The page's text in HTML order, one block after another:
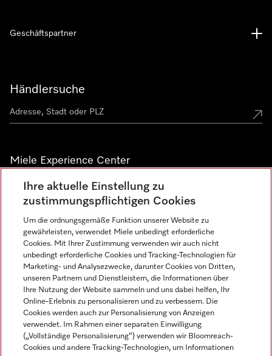
Händlersuche
Miele Experience Center
Alle Miele Experience Center anzeigen
Newsletter
Geschäftspartner
Miele auf Instagram
Miele auf Facebook
Miele auf Youtube
Ihre aktuelle Einstellung zu
zustimmungspflichtigen Cookies
Um die ordnungsgemäße Funktion unserer Website zu
gewährleisten, verwendet Miele unbedingt erforderliche
Cookies. Mit Ihrer Zustimmung verwenden wir auch nicht
unbedingt erforderliche Cookies und Tracking-Technologien für
Marketing- und Analysezwecke, darunter Cookies von Dritten,
unseren Partnern und Dienstleistern, die Informationen über
Ihre Nutzung der Website sammeln und uns dabei helfen, Ihr
Online-Erlebnis zu personalisieren und zu verbessern. Die
Cookies werden auch zur Personalisierung von Anzeigen
verwendet. Im Rahmen einer separaten Einwilligung
(„Vollständige Personalisierung“) verwenden wir Bloomreach-
Cookies und andere Tracking-Technologien, um Informationen